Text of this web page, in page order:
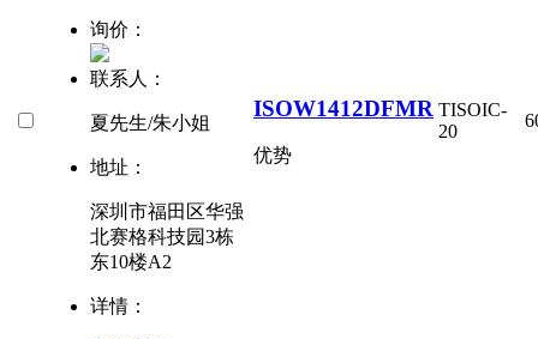
询价：
联系人：
夏先生/朱小姐
地址：
深圳市福田区华强
北赛格科技园3栋
东10楼A2
详情：
ISOW1412DFMR
优势
TISOIC-
20